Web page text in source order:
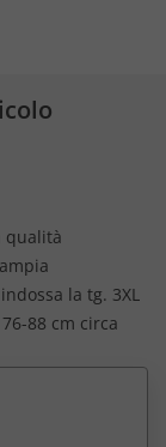
qualità
la tg. 3XL
88 cm circa